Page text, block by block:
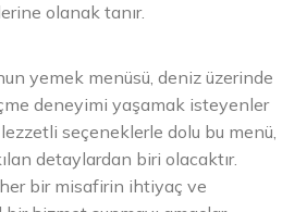
olanak tanır.
yemek menüsü, deniz üzerinde
deneyimi yaşamak isteyenler
seçeneklerle dolu bu menü,
detaylardan biri olacaktır.
bir misafirin ihtiyaç ve